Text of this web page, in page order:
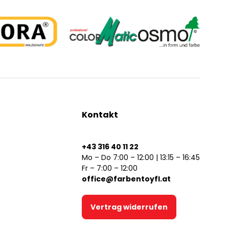
Kontakt
+43 316 40 11 22
Mo – Do 7:00 – 12:00 | 13:15 – 16:45
Fr – 7:00 – 12:00
office@farbentoyfl.at
Vertrag widerrufen